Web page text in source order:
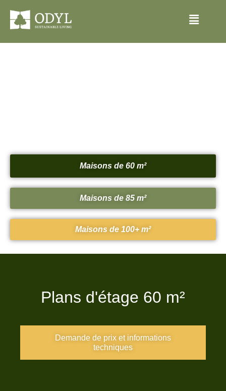
Maisons de 60 m²
Maisons de 85 m²
Maisons de 100+ m²
Plans d'étage 60 m²
Demande de prix et informations
techniques